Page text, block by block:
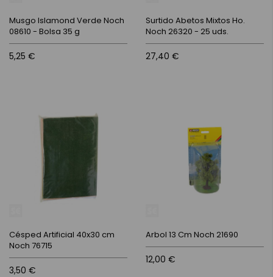
Musgo Islamond Verde Noch
08610 - Bolsa 35 g
5,25 €
Surtido Abetos Mixtos Ho.
Noch 26320 - 25 uds.
27,40 €
Césped Artificial 40x30 cm
Noch 76715
3,50 €
Arbol 13 Cm Noch 21690
12,00 €